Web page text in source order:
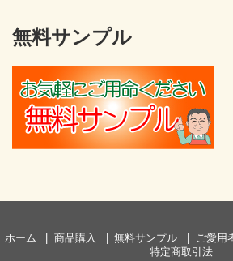
無料サンプル
ホーム 商品購入 無料サンプル ご愛用
特定商取引法